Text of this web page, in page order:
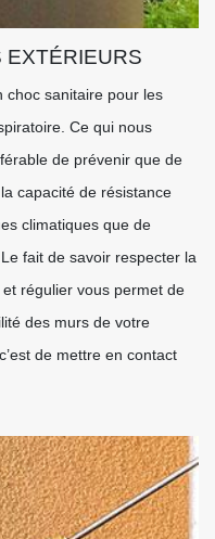
EXTÉRIEURS
choc sanitaire pour les
Ce qui nous
de prévenir que de
capacité de résistance
climatiques que de
fait de savoir respecter la
régulier vous permet de
des murs de votre
de mettre en contact